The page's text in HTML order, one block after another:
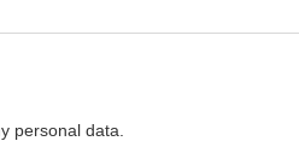
personal data.